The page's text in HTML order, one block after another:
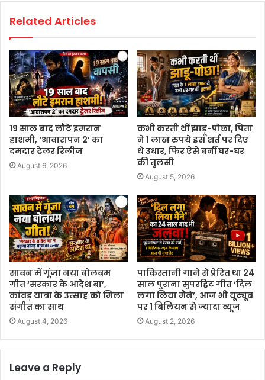
Related Articles
19 साल बाद लौटे इमरान
हाशमी, ‘आवारापन 2’ का
दमदार ट्रेलर रिलीज
August 6, 2026
कभी करती थीं झाड़ू-पोछा, पिता
ने 1 लाख रुपये इस शर्त पर दिए
थे उधार, फिर ऐसे बनीं घर-घर
की तुलसी
August 5, 2026
सावन में गूंजा नया बोलबम
गीत ‘सरकार के आदेश बा’,
कांवड़ यात्रा के उत्साह को मिला
संगीत का साथ
August 4, 2026
पाकिस्तानी गाने से प्रेरित था 24
साल पुराना सुपरहिट गीत ‘दिल
लगा लिया मैंने’, आज भी यूट्यूब
पर 1 बिलियन से ज्यादा व्यूज
August 2, 2026
Leave a Reply